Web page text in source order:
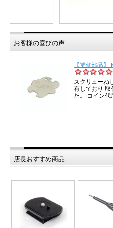
お客様の喜びの声
店長おすすめ商品